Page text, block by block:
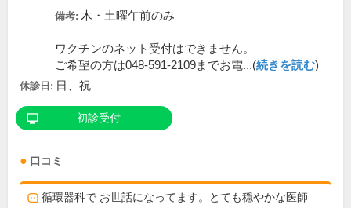
備考: 木・土曜午前のみ
ワクチンのネット受付はできません。
ご希望の方は048-591-2109までお電...(続きを読む)
休診日: 日、祝
初診受付
口コミ
循環器科で お世話になってます。とても穏やかな医師